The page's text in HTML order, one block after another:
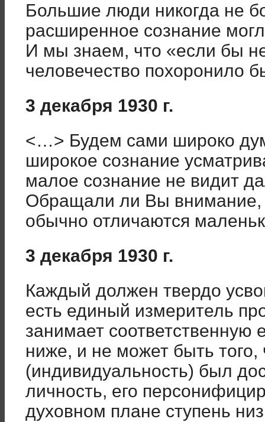
Большие люди никогда не
расширенное сознание
И мы знаем, что «если бы
человечество похоронило
3 декабря 1930 г.
<…> Будем сами широко
широкое сознание
малое сознание не видит
Обращали ли Вы внимание,
обычно отличаются
3 декабря 1930 г.
Каждый должен твердо
есть единый измеритель
занимает
ниже, и не может быть того,
(индивидуальность) был
личность, его
духовном плане ступень